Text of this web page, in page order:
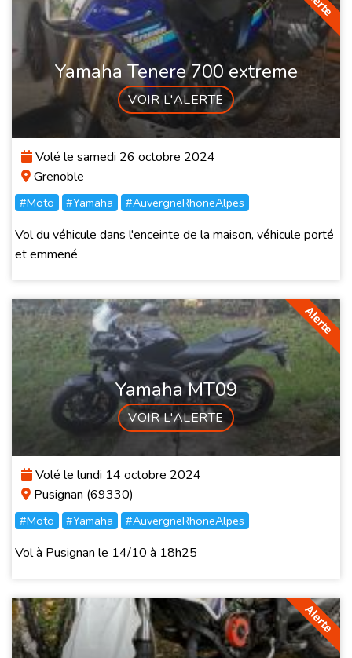
Yamaha Tenere 700 extreme
VOIR L'ALERTE
Volé le samedi 26 octobre 2024
Grenoble
#Moto #Yamaha #AuvergneRhoneAlpes
Vol du véhicule dans l'enceinte de la maison, véhicule porté
et emmené
Yamaha MT09
VOIR L'ALERTE
Volé le lundi 14 octobre 2024
Pusignan (69330)
#Moto #Yamaha #AuvergneRhoneAlpes
Vol à Pusignan le 14/10 à 18h25